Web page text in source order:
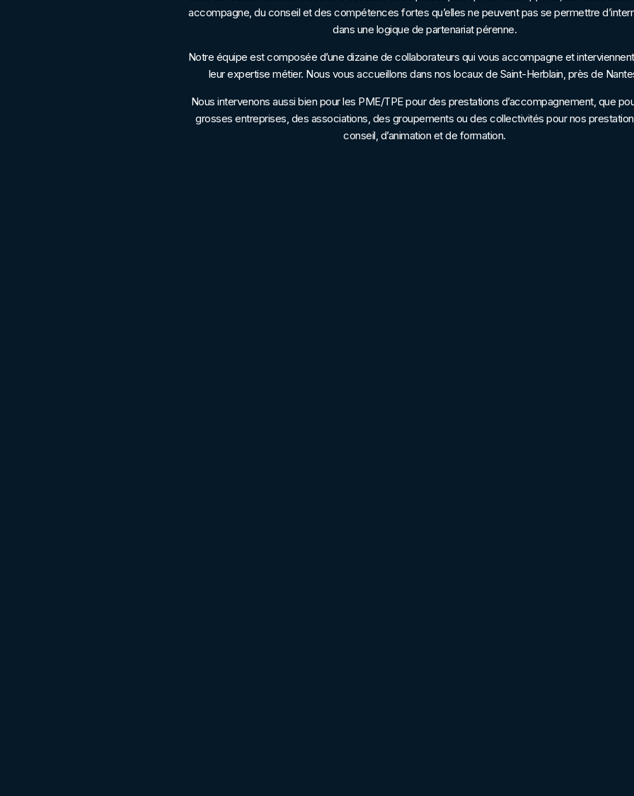
accompagne, du conseil et des compétences fortes qu’elles ne peuvent pas se permettre
dans une logique de partenariat pérenne.
Notre équipe est composée d’une dizaine de collaborateurs qui vous accompagne et
leur expertise métier. Nous vous accueillons dans nos locaux de Saint-Herblain, près de
Nous intervenons aussi bien pour les PME/TPE pour des prestations d’accompagnement, que
grosses entreprises, des associations, des groupements ou des collectivités pour nos
conseil, d’animation et de formation.